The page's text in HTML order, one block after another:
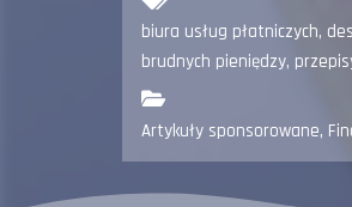
biura usług płatniczych,
brudnych pieniędzy,
Artykuły sponsorowane,